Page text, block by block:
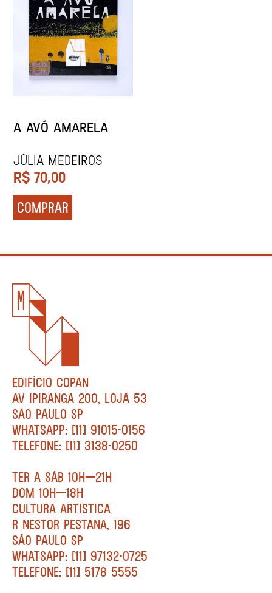
A AVÓ AMARELA
JÚLIA MEDEIROS
R$ 70,00
COMPRAR
EDIFÍCIO COPAN
AV IPIRANGA 200, LOJA 53
SÃO PAULO SP
WHATSAPP: [11] 91015-0156
TELEFONE: [11] 3138-0250
TER A SÁB 10H—21H
DOM 10H—18H
CULTURA ARTÍSTICA
R NESTOR PESTANA, 196
SÃO PAULO SP
WHATSAPP: [11] 97132-0725
TELEFONE: [11] 5178 5555